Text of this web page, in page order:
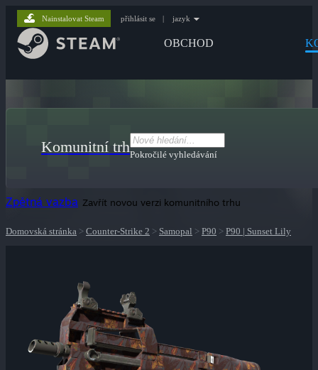
OBCHOD
Nainstalovat Steam přihlásit se | jazyk
Komunitní trhPokročilé vyhledávání
Zpětná vazba Zavřít novou verzi komunitního trhu
Domovská stránka > Counter-Strike 2 > Samopal > P90 > P90 | Sunset Lily